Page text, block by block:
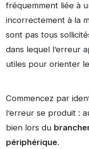
fréquemment liée à
incorrectement à la
sont pas tous
dans lequel l’erreur
utiles pour orienter
Commencez par
l’erreur se produit :
bien lors du
périphérique.